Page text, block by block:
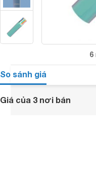
6
So sánh giá
Giá của 3 nơi bán